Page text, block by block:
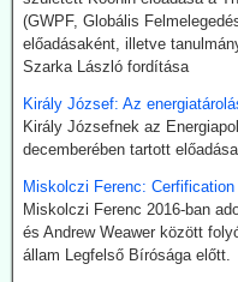
megfelelő irányításánál
legalábbis indiai források
Kommentárunk: Semmi
adófizetői szubvenciókból
2026.07.21. Uncut-
klíma-lezárásokat a
Google és az egyéb MI
klímavészhelyzet miatti
elmélet. Az igazság evvel
(GWPF, Globális
előadásaként, illetve
Szarka László fordítása
Király József: Az
Király Józsefnek az
decemberében tartott
Miskolczi Ferenc:
Miskolczi Ferenc 2016-ban
és Andrew Weawer között
állam Legfelső Bírósága előtt.